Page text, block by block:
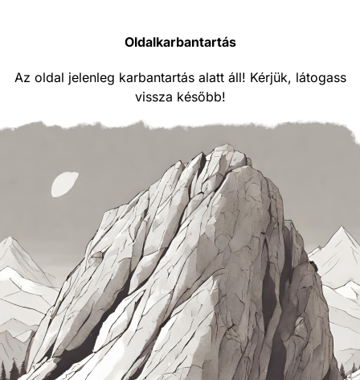
Oldalkarbantartás
Az oldal jelenleg karbantartás alatt áll! Kérjük, látogass
vissza később!